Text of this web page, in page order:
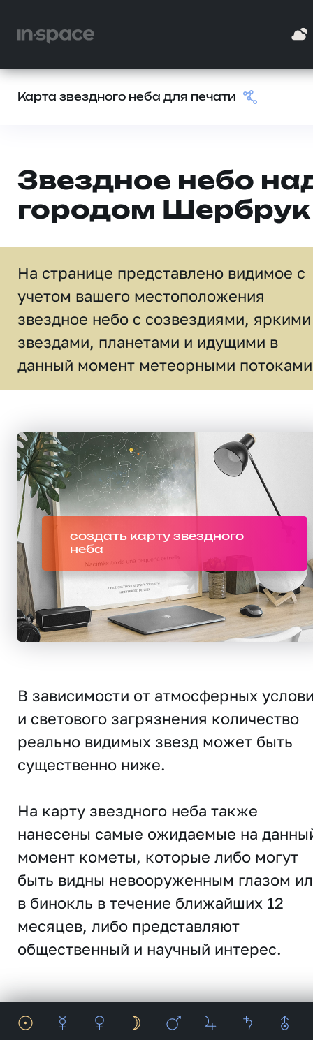
Карта звездного неба для печати
Звездное небо
городом Шербрук
На странице представлено видимое c
учетом вашего местоположения
звездное небо c созвездиями, яркими
звездами, планетами и идущими в
данный момент метеорными
создать карту звездного
неба
В зависимости от атмосферных
и светового загрязнения количество
реально видимых звезд может быть
существенно ниже.
На карту звездного неба также
нанесены самые ожидаемые на
момент кометы, которые либо могут
быть видны невооруженным глазом
в бинокль в течение ближайших 12
месяцев, либо представляют
общественный и научный интерес.